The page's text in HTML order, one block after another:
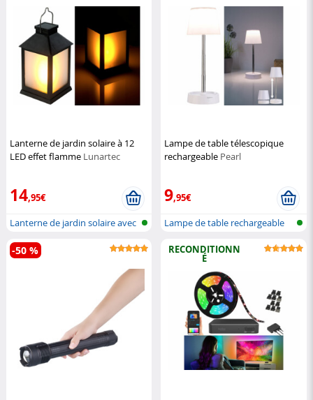
Lanterne de jardin solaire à 12
LED effet flamme Lunartec
14,95€
Lanterne de jardin solaire avec
LED...
Lampe de table télescopique
rechargeable Pearl
9,95€
Lampe de table rechargeable
-50 % RECONDITIONN
É